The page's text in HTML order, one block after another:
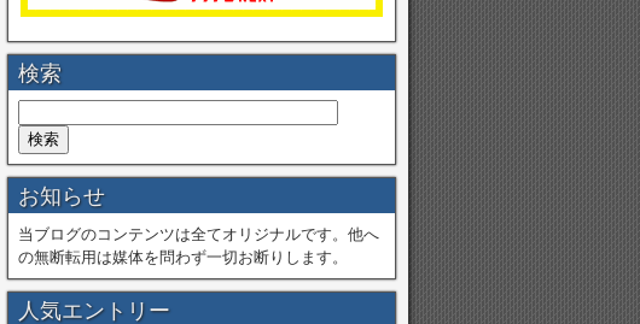
検索
お知らせ
当ブログのコンテンツは全てオリジナルです。他へ
の無断転用は媒体を問わず一切お断りします。
人気エントリー